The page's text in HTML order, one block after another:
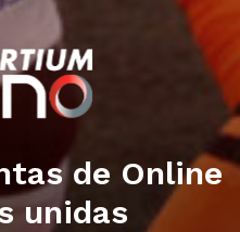
de Online
unidas